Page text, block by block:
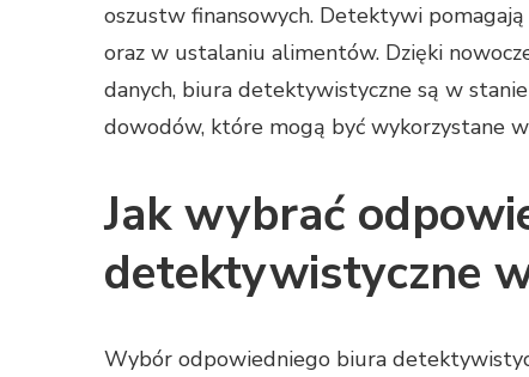
oszustw finansowych. Detektywi
oraz w ustalaniu alimentów. Dzięki
danych, biura detektywistyczne są w
dowodów, które mogą być wykorzystane
Jak wybrać
detektywistyczne
Wybór odpowiedniego biura